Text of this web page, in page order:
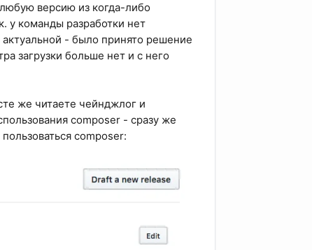
версию из когда-либо
у команды разработки нет
- было принято решение
загрузки больше нет и с него
же читаете чейнджлог и
composer - сразу же
composer: